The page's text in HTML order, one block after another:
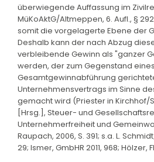
überwiegende Auffassung im
MüKoAktG/Altmeppen, 6. Aufl., §
somit die vorgelagerte Ebene der
Deshalb kann der nach Abzug
verbleibende Gewinn als "ganzer
werden, der zum Gegenstand
Gesamtgewinnabführung
Unternehmensvertrags im Sinne des
gemacht wird (Priester in
[Hrsg.], Steuer- und
Unternehmerfreiheit und
Raupach, 2006, S. 391; s.a. L.
29; Ismer, GmbHR 2011, 968; Hölzer,